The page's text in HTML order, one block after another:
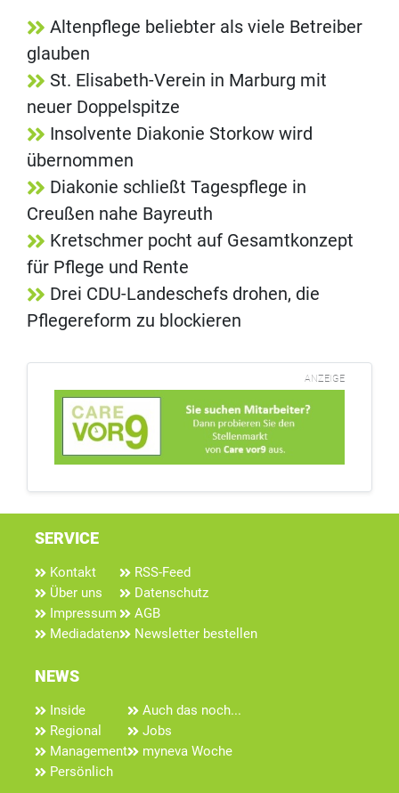
Altenpflege beliebter als viele Betreiber
glauben
St. Elisabeth-Verein in Marburg mit
neuer Doppelspitze
Insolvente Diakonie Storkow wird
übernommen
Diakonie schließt Tagespflege in
Creußen nahe Bayreuth
Kretschmer pocht auf Gesamtkonzept
für Pflege und Rente
Drei CDU-Landeschefs drohen, die
Pflegereform zu blockieren
ANZEIGE
SERVICE
Kontakt
Über uns
Impressum
Mediadaten
RSS-Feed
Datenschutz
AGB
Newsletter bestellen
NEWS
Inside
Regional
Management
Persönlich
Auch das noch...
Jobs
myneva Woche